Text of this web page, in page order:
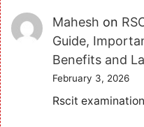
Mahesh on
Guide,
Benefits and
February 3, 2026
Rscit